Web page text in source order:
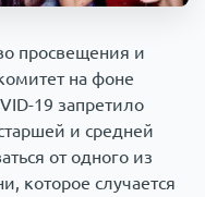
просвещения и
на фоне
19 запретило
и средней
от одного из
которое случается